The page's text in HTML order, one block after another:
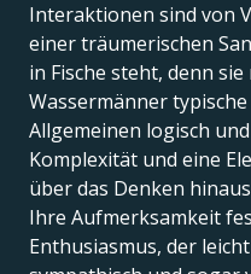
Interaktionen sind von
einer träumerischen
in Fische steht, denn sie
Wassermänner typische
Allgemeinen logisch
Komplexität und eine
über das Denken
Ihre Aufmerksamkeit
Enthusiasmus, der leicht